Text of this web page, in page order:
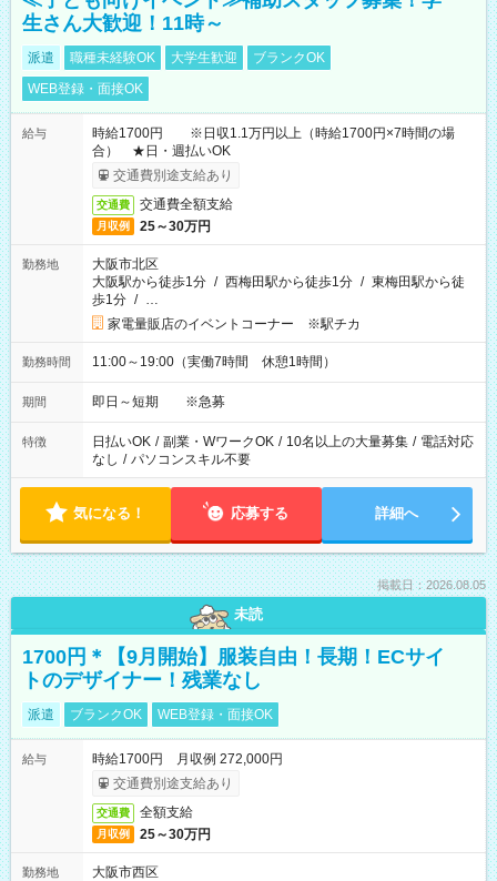
生さん大歓迎！11時～
派遣 職種未経験OK 大学生歓迎
ブランクOK
WEB登録・面接OK
給与
時給1700円 ※日収1.1万円以上（時給1700円×7時間の場
合） ★日・週払いOK
交通費別途支給あり
交通費 交通費全額支給
月収例 25～30万円
勤務地
大阪市北区
大阪駅から徒歩1分 / 西梅田駅から徒歩1分 / 東梅田駅から徒
歩1分 / …
家電量販店のイベントコーナー ※駅チカ
勤務時間 11:00～19:00（実働7時間 休憩1時間）
期間 即日～短期 ※急募
特徴 日払いOK / 副業・WワークOK / 10名以上の大量募集 / 電話対応
なし / パソコンスキル不要
気になる！ 応募する 詳細へ
掲載日：2026.08.05
未読
1700円＊【9月開始】服装自由！長期！ECサイ
トのデザイナー！残業なし
派遣 ブランクOK WEB登録・面接OK
給与
時給1700円 月収例 272,000円
交通費別途支給あり
交通費 全額支給
月収例 25～30万円
勤務地
大阪市西区